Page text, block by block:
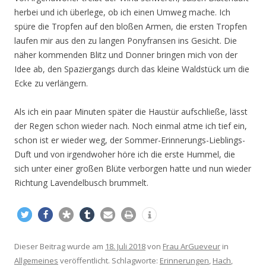
herbei und ich überlege, ob ich einen Umweg mache. Ich
spüre die Tropfen auf den bloßen Armen, die ersten Tropfen
laufen mir aus den zu langen Ponyfransen ins Gesicht. Die
näher kommenden Blitz und Donner bringen mich von der
Idee ab, den Spaziergangs durch das kleine Waldstück um die
Ecke zu verlängern.
Als ich ein paar Minuten später die Haustür aufschließe, lässt
der Regen schon wieder nach. Noch einmal atme ich tief ein,
schon ist er wieder weg, der Sommer-Erinnerungs-Lieblings-
Duft und von irgendwoher höre ich die erste Hummel, die
sich unter einer großen Blüte verborgen hatte und nun wieder
Richtung Lavendelbusch brummelt.
Dieser Beitrag wurde am 18. Juli 2018von Frau ArGueveur in
Allgemeines veröffentlicht. Schlagworte: Erinnerungen, Hach,